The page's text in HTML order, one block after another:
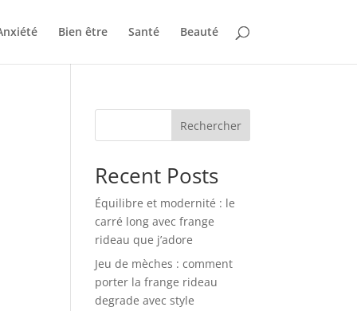
Bien être Santé Beauté
Rechercher
Recent Posts
Équilibre et modernité : le
carré long avec frange
rideau que j’adore
Jeu de mèches : comment
porter la frange rideau
degrade avec style